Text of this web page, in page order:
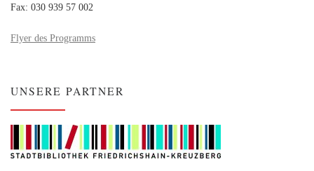
Fax: 030 939 57 002
Flyer des Programms
UNSERE PARTNER